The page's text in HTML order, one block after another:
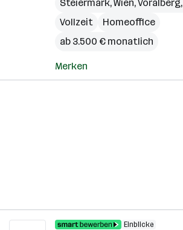
Steiermark,Wien,Voralberg,
Vollzeit
Homeoffice
ab 3.500 € monatlich
Merken
Einblicke